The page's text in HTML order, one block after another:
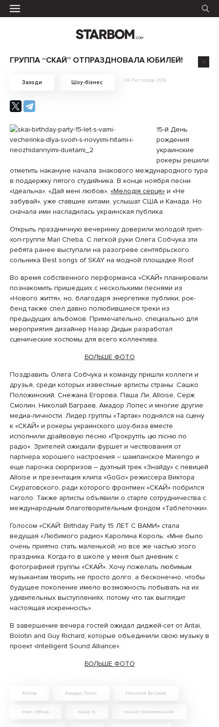
ГРУППА “СКАЙ” ОТПРАЗДНОВАЛА ЮБИЛЕЙ!
Заходи Шоу-бізнес 04 Листопада 2016
15-й День
рождения
украинские
рокеры решили
отметить накануне начала знакового международного тура
в поддержку пятого студийника. В конце ноября песни
«Ідеальна», «Дай мені любов», «Мелодiя серця» и «Не
забувай», уже ставшие хитами, услышат США и Канада. Но
сначала ими насладилась украинская публика.
Открыть праздничную вечеринку доверили молодой трип-
хоп-группе Mari Cheba. С легкой руки Олега Собчука эти
ребята ранее выступали на разогреве сентябрьского
сольника Best songs of SKAY на модной площадке Roof.
Во время собственного перформанса «СКАЙ» планировали
познакомить пришедших с несколькими песнями из
«Нового життя», но, благодаря энергетике публики, рок-
бенд также спел давно полюбившиеся треки из
предыдущих альбомов. Примечательно, специально для
мероприятия дизайнер Назар Дидык разработал
сценические костюмы для всего коллектива.
БОЛЬШЕ ФОТО
Поздравить Олега Собчука и команду пришли коллеги и
друзья, среди которых известные артисты страны: Сашко
Положинский, Снежана Егорова, Паша Ли, Alloise, Серж
Смолин, Николай Баграев, Амадор Лопес и многие другие
медиа-личности. Лидер группы «Тартак» поднялся на сцену
к «СКАЙ» и рокеры украинского шоу-биза вместе
исполнили драйвовую песню «Прокрутіть цю пісню по
радіо». Зрителей ожидали фуршет и чествования от
партнера хорошего настроения – шампанское Marengo и
еще парочка сюрпризов – дуэтный трек «Знайду» с певицей
Alloise и презентация клипа «GoGo» режиссера Виктора
Скуратовского, ради которого фронтмен «СКАЙ» побрился
наголо. Также артисты объявили о старте сотрудничества с
международным благотворительным фондом «Таблеточки».
Голосом «СКАЙ: Birthday Party 15 ЛЕТ С ВАМИ» стала
ведущая «Любимого радио» Каролина Король: «Мне было
очень приятно стать маленькой, но все же частью этого
праздника. Когда-то в школе у меня был дневник с
фотографией группы «СКАЙ». Хочу пожелать любимым
музыкантам творить не просто долго, а бесконечно, чтобы
будущее поколение имело возможность побывать на их
удивительных выступлениях, потому что так выглядит
настоящая искренность».
В завершение вечера гостей ожидал диджей-сет от Antai,
Bolotin and Guy Richard, которые объединили свою музыку в
проект «Intelligent Sound Alliance».
БОЛЬШЕ ФОТО
Alloise Амадор Лопес Николай Баграев
олег собчук паша лі сашко положинський